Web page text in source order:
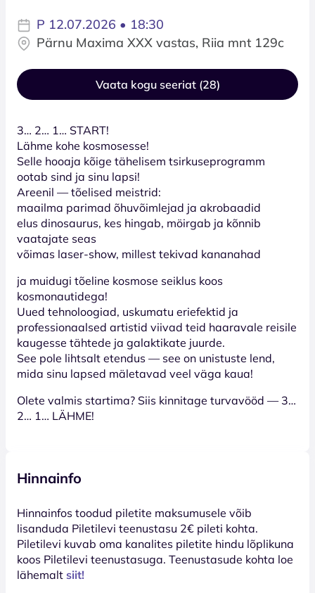
P 12.07.2026 • 18:30
Pärnu Maxima XXX vastas, Riia mnt 129c
Vaata kogu seeriat (28)
3… 2… 1… START!
Lähme kohe kosmosesse!
Selle hooaja kõige tähelisem tsirkuseprogramm
ootab sind ja sinu lapsi!
Areenil — tõelised meistrid:
maailma parimad õhuvõimlejad ja akrobaadid
elus dinosaurus, kes hingab, möirgab ja kõnnib
vaatajate seas
võimas laser-show, millest tekivad kananahad
ja muidugi tõeline kosmose seiklus koos
kosmonautidega!
Uued tehnoloogiad, uskumatu eriefektid ja
professionaalsed artistid viivad teid haaravale reisile
kaugesse tähtede ja galaktikate juurde.
See pole lihtsalt etendus — see on unistuste lend,
mida sinu lapsed mäletavad veel väga kaua!
Olete valmis startima? Siis kinnitage turvavööd — 3…
2… 1… LÄHME!
Hinnainfo
Hinnainfos toodud piletite maksumusele võib
lisanduda Piletilevi teenustasu 2€ pileti kohta.
Piletilevi kuvab oma kanalites piletite hindu lõplikuna
koos Piletilevi teenustasuga. Teenustasude kohta loe
lähemalt siit!